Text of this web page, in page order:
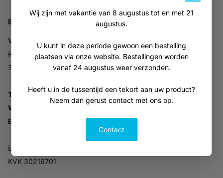
Wij zijn met vakantie van 8 augustus tot en met 21
augustus.
U kunt in deze periode gewoon een bestelling
plaatsen via onze website. Bestellingen worden
vanaf 24 augustus weer verzonden.
Heeft u in de tussentijd een tekort aan uw product?
Neem dan gerust contact met ons op.
Contact
Bedrijfsgegevens
Vitabron
Ravelijn 52
3905NV Veenendaal
Tel:
+31 (0)318 553946
Whatsapp:
Email:
BTW NL816914679B01
KVK 30216701